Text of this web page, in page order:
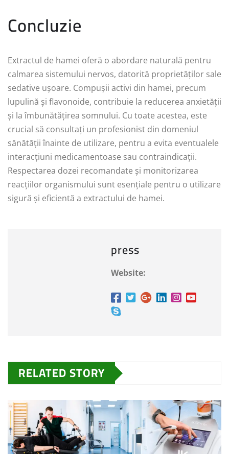
Concluzie
Extractul de hamei oferă o abordare naturală pentru
calmarea sistemului nervos, datorită proprietăților sale
sedative ușoare. Compușii activi din hamei, precum
lupulină și flavonoide, contribuie la reducerea anxietății
și la îmbunătățirea somnului. Cu toate acestea, este
crucial să consultați un profesionist din domeniul
sănătății înainte de utilizare, pentru a evita eventualele
interacțiuni medicamentoase sau contraindicații.
Respectarea dozei recomandate și monitorizarea
reacțiilor organismului sunt esențiale pentru o utilizare
sigură și eficientă a extractului de hamei.
press
Website:
RELATED STORY